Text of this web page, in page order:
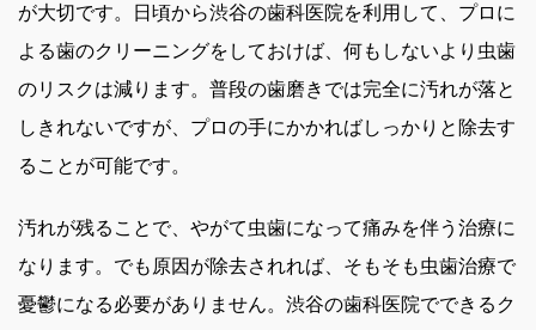
が大切です。日頃から渋谷の歯科医院を利用して、プロに
よる歯のクリーニングをしておけば、何もしないより虫歯
のリスクは減ります。普段の歯磨きでは完全に汚れが落と
しきれないですが、プロの手にかかればしっかりと除去す
ることが可能です。
汚れが残ることで、やがて虫歯になって痛みを伴う治療に
なります。でも原因が除去されれば、そもそも虫歯治療で
憂鬱になる必要がありません。渋谷の歯科医院でできるク